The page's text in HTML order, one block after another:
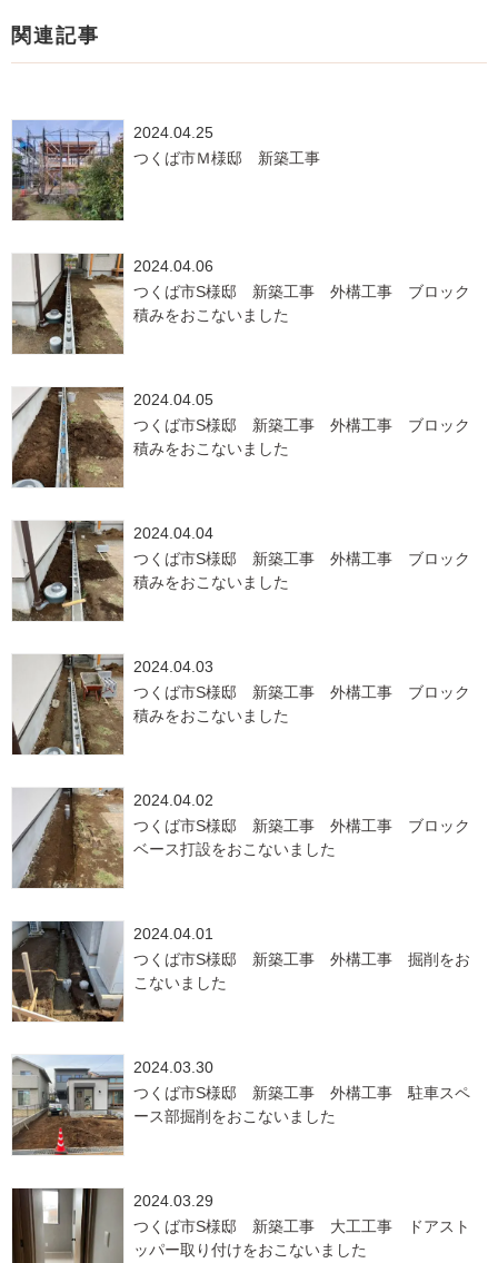
関連記事
2024.04.25
つくば市Ｍ様邸 新築工事
2024.04.06
つくば市S様邸 新築工事 外構工事 ブロック
積みをおこないました
2024.04.05
つくば市S様邸 新築工事 外構工事 ブロック
積みをおこないました
2024.04.04
つくば市S様邸 新築工事 外構工事 ブロック
積みをおこないました
2024.04.03
つくば市S様邸 新築工事 外構工事 ブロック
積みをおこないました
2024.04.02
つくば市S様邸 新築工事 外構工事 ブロック
ベース打設をおこないました
2024.04.01
つくば市S様邸 新築工事 外構工事 掘削をお
こないました
2024.03.30
つくば市S様邸 新築工事 外構工事 駐車スペ
ース部掘削をおこないました
2024.03.29
つくば市S様邸 新築工事 大工工事 ドアスト
ッパー取り付けをおこないました